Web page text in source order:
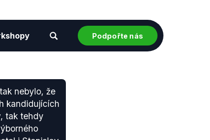
Podpořte nás
nebylo, že
kandidujících
tak tehdy